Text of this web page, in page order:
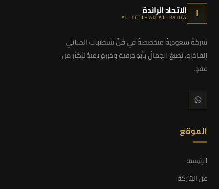
ا الاتحاد الرائدة
AL-ITTIHAD AL-RAIDA
شركةٌ سعوديةٌ متخصصةٌ في فنِّ تشطيبات المباني
الفاخرة، نَصنعُ الجمالَ بأيدٍ حرفية وخبرةٍ تمتدُّ لأكثرَ من
عقدٍ.
الموقع
الرئيسية
عن الشركة